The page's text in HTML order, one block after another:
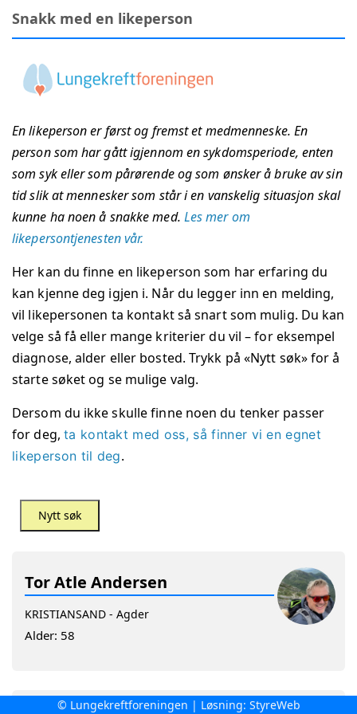
Snakk med en likeperson
En likeperson er først og fremst et medmenneske. En
person som har gått igjennom en sykdomsperiode, enten
som syk eller som pårørende og som ønsker å bruke av sin
tid slik at mennesker som står i en vanskelig situasjon skal
kunne ha noen å snakke med. Les mer om
likepersontjenesten vår.
Her kan du finne en likeperson som har erfaring du
kan kjenne deg igjen i. Når du legger inn en melding,
vil likepersonen ta kontakt så snart som mulig. Du kan
velge så få eller mange kriterier du vil – for eksempel
diagnose, alder eller bosted. Trykk på «Nytt søk» for å
starte søket og se mulige valg.
Dersom du ikke skulle finne noen du tenker passer
for deg, ta kontakt med oss, så finner vi en egnet
likeperson til deg.
Nytt søk
Tor Atle Andersen
KRISTIANSAND - Agder
Alder: 58
© Lungekreftforeningen | Løsning: StyreWeb